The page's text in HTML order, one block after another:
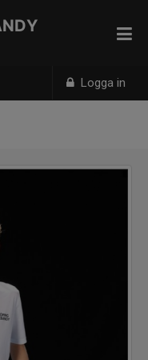
Logga in